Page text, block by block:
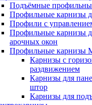
Подъёмные
Профильные карнизы
Профили с
Профильные карнизы
арочных окон
Профильные карнизы
Карнизы с
раздвижением
Карнизы для
штор
Карнизы для